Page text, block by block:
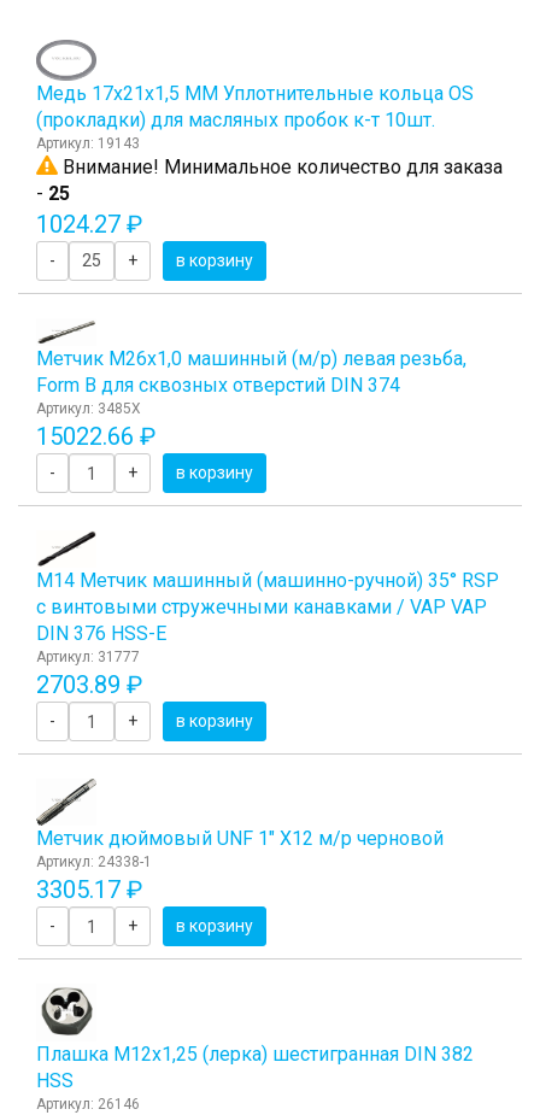
Медь 17х21х1,5 ММ Уплотнительные кольца OS
(прокладки) для масляных пробок к-т 10шт.
Артикул: 19143
Внимание! Минимальное количество для заказа
- 25
1024.27 ₽
- + в корзину
Метчик M26x1,0 машинный (м/р) левая резьба,
Form B для сквозных отверстий DIN 374
Артикул: 3485X
15022.66 ₽
- + в корзину
М14 Метчик машинный (машинно-ручной) 35° RSP
с винтовыми стружечными канавками / VAP VAP
DIN 376 HSS-E
Артикул: 31777
2703.89 ₽
- + в корзину
Метчик дюймовый UNF 1" Х12 м/р черновой
Артикул: 24338-1
3305.17 ₽
- + в корзину
Плашка М12x1,25 (лерка) шестигранная DIN 382
HSS
Артикул: 26146